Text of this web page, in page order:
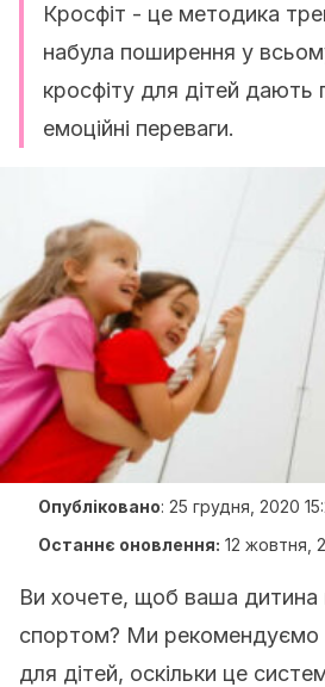
Кросфіт - це методика
набула поширення у
кросфіту для дітей дають
емоційні переваги.
Опубліковано: 25 грудня, 2020
Останнє оновлення: 12 жовтня,
Ви хочете, щоб ваша дитина
спортом? Ми рекомендуємо
для дітей, оскільки це